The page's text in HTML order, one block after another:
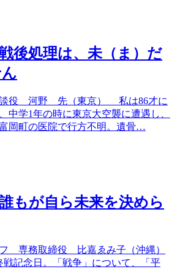
後処理は、未（ま）だ
談役 河野 先（東京） 私は86才に
中学1年の時に東京大空襲に遭遇し、
岡町の医院で行方不明。遺骨…
もが自ら未来を決めら
フ 専務取締役 比嘉ゑみ子（沖縄）
記念日。「戦争」について、「平